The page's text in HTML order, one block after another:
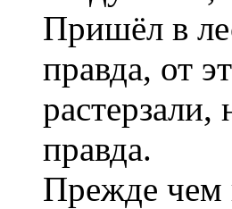
Пришёл в
правда, от
правда.
Прежде чем